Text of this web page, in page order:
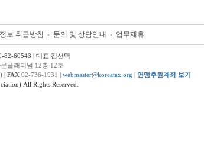
보 취급방침 문의 및 상담안내 업무제휴
82-60543 | 대표 김선택
플래티넘 12층 12호
| FAX 02-736-1931 | webmaster@koreatax.org | 연맹후원계좌 보기
All Rights Reserved.